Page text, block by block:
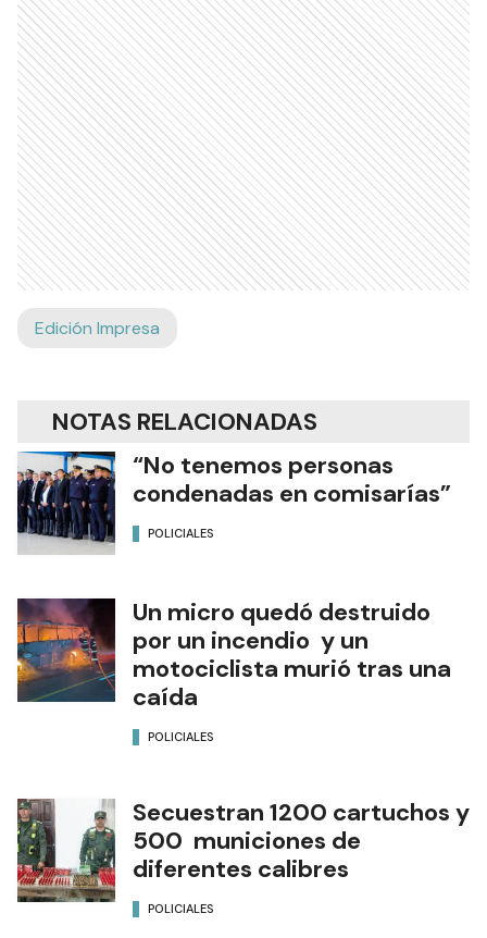
Edición Impresa
NOTAS RELACIONADAS
“No tenemos personas
condenadas en comisarías”
POLICIALES
Un micro quedó destruido
por un incendio y un
motociclista murió tras una
caída
POLICIALES
Secuestran 1200 cartuchos y
500 municiones de
diferentes calibres
POLICIALES